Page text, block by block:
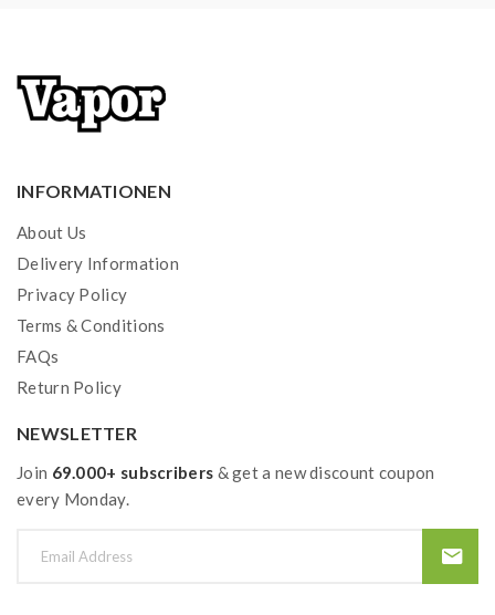
INFORMATIONEN
About Us
Delivery Information
Privacy Policy
Terms & Conditions
FAQs
Return Policy
NEWSLETTER
Join 69.000+ subscribers & get a new discount coupon
every Monday.